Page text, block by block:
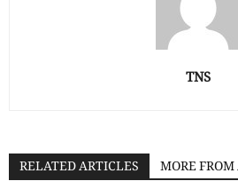
TNS
RELATED ARTICLES MORE